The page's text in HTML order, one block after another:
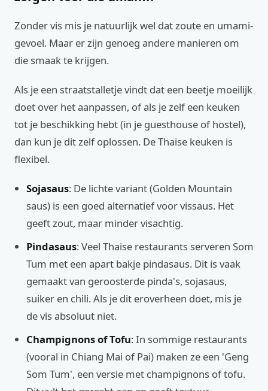
Zonder vis mis je natuurlijk wel dat zoute en umami-
gevoel. Maar er zijn genoeg andere manieren om
die smaak te krijgen.
Als je een straatstalletje vindt dat een beetje moeilijk
doet over het aanpassen, of als je zelf een keuken
tot je beschikking hebt (in je guesthouse of hostel),
dan kun je dit zelf oplossen. De Thaise keuken is
flexibel.
Sojasaus: De lichte variant (Golden Mountain
saus) is een goed alternatief voor vissaus. Het
geeft zout, maar minder visachtig.
Pindasaus: Veel Thaise restaurants serveren Som
Tum met een apart bakje pindasaus. Dit is vaak
gemaakt van geroosterde pinda's, sojasaus,
suiker en chili. Als je dit eroverheen doet, mis je
de vis absoluut niet.
Champignons of Tofu: In sommige restaurants
(vooral in Chiang Mai of Pai) maken ze een 'Geng
Som Tum', een versie met champignons of tofu.